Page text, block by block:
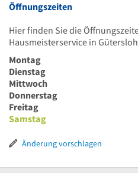
Öffnungszeiten
Hier finden Sie die
Hausmeisterservice in
Montag
Dienstag
Mittwoch
Donnerstag
Freitag
Samstag
Änderung vorschlagen